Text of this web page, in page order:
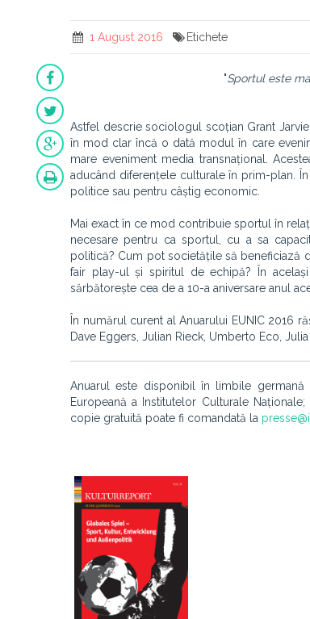
1 August 2016 Etichete
"Sportul este
Astfel descrie sociologul scoțian Grant
în mod clar încă o dată modul în care
mare eveniment media transnațional.
aducând diferențele culturale în prim-plan.
politice sau pentru câștig economic.
Mai exact în ce mod contribuie sportul în
necesare pentru ca sportul, cu a sa
politică? Cum pot societățile să beneficiază
fair play-ul și spiritul de echipă?
În
sărbătorește cea de a 10-a aniversare anul
În numărul curent al Anuarului EUNIC 2016
Dave Eggers, Julian Rieck, Umberto Eco,
Anuarul este disponibil în limbile germană
Europeană a Institutelor Culturale Naționale;
copie gratuită poate fi comandată la